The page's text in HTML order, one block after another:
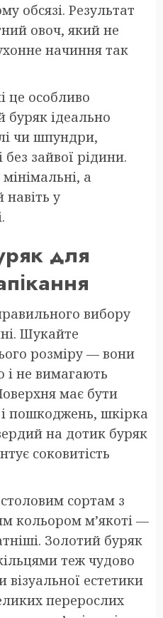
обсязі. Результат
овоч, який не
начиння так
це особливо
буряк ідеально
чи шпундри,
зайвої рідини.
а
навіть у
для
вибору
Шукайте
розміру — вони
і не вимагають
має бути
пошкоджень, шкірка
на дотик буряк
соковитість
сортам з
кольором м’якоті —
Золотий буряк
теж чудово
естетики
перерослих